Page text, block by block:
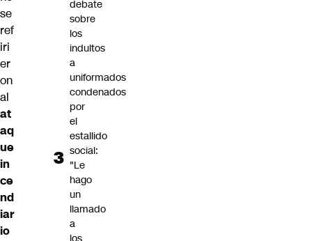
se
ref
iri
er
on
al
at
aq
ue
in
ce
nd
iar
io
debate
sobre
los
indultos
a
uniformados
condenados
por
el
estallido
social:
"Le
hago
un
llamado
a
los